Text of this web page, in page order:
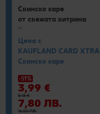
Свинско каре
от свежата витрина
кг
Цена с
KAUFLAND CARD XTRA
Свинско каре
-51%
3,99 €
8,18 €
7,80 ЛВ.
16,00 ЛВ.